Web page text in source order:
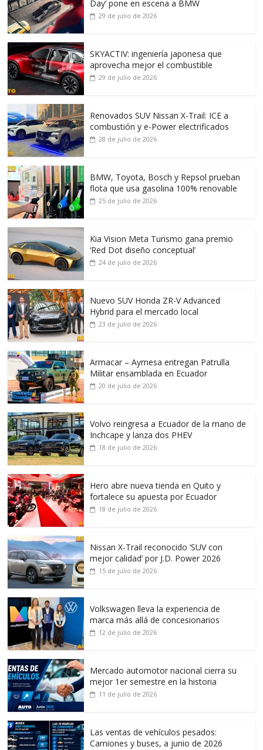
Day’ pone en escena a BMW
29 de julio de 2026
SKYACTIV: ingeniería japonesa que
aprovecha mejor el combustible
29 de julio de 2026
Renovados SUV Nissan X-Trail: ICE a
combustión y e-Power electrificados
28 de julio de 2026
BMW, Toyota, Bosch y Repsol prueban
flota que usa gasolina 100% renovable
25 de julio de 2026
Kia Vision Meta Turismo gana premio
‘Red Dot diseño conceptual’
24 de julio de 2026
Nuevo SUV Honda ZR-V Advanced
Hybrid para el mercado local
23 de julio de 2026
Armacar – Aymesa entregan Patrulla
Militar ensamblada en Ecuador
20 de julio de 2026
Volvo reingresa a Ecuador de la mano de
Inchcape y lanza dos PHEV
18 de julio de 2026
Hero abre nueva tienda en Quito y
fortalece su apuesta por Ecuador
18 de julio de 2026
Nissan X-Trail reconocido ‘SUV con
mejor calidad’ por J.D. Power 2026
15 de julio de 2026
Volkswagen lleva la experiencia de
marca más allá de concesionarios
12 de julio de 2026
Mercado automotor nacional cierra su
mejor 1er semestre en la historia
11 de julio de 2026
Las ventas de vehículos pesados:
Camiones y buses, a junio de 2026